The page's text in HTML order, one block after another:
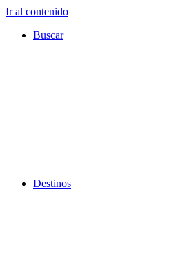
Ir al contenido
Buscar
Destinos